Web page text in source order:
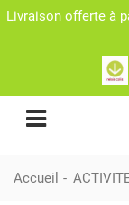
Livraison offerte à
Accueil -